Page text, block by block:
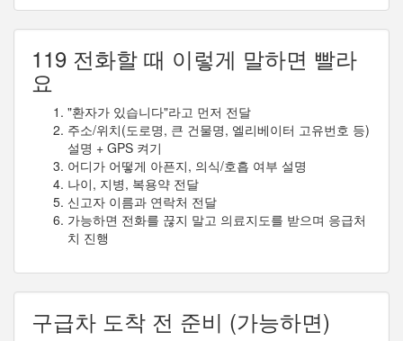
119 전화할 때 이렇게 말하면 빨라
요
"환자가 있습니다"라고 먼저 전달
주소/위치(도로명, 큰 건물명, 엘리베이터 고유번호 등)
설명 + GPS 켜기
어디가 어떻게 아픈지, 의식/호흡 여부 설명
나이, 지병, 복용약 전달
신고자 이름과 연락처 전달
가능하면 전화를 끊지 말고 의료지도를 받으며 응급처
치 진행
구급차 도착 전 준비 (가능하면)